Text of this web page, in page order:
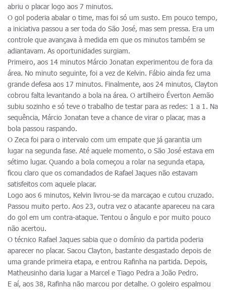
abriu o placar logo aos 7 minutos.
O gol poderia abalar o time, mas foi só um susto. Em pouco tempo,
a iniciativa passou a ser toda do São José, mas sem pressa. Era um
controle que avançava à medida em que os minutos também se
adiantavam. As oportunidades surgiam.
Primeiro, aos 14 minutos Márcio Jonatan experimentou de fora da
área. No minuto seguinte, foi a vez de Kelvin. Fábio ainda fez uma
grande defesa aos 17 minutos. Finalmente, aos 24 minutos, Clayton
cobrou falta levantando a bola na área. O artilheiro Éverton Aemão
subiu sozinho e só teve o trabalho de testar para as redes: 1 a 1. Na
sequência, Márcio Jonatan teve a chance de virar o placar, mas a
bola passou raspando.
O Zeca foi para o intervalo com um empate que já garantia um
lugar na segunda fase. Até aquele momento, o São José estava em
sétimo lugar. Quando a bola começou a rolar na segunda etapa,
ficou claro que os comandados de Rafael Jaques não estavam
satisfeitos com aquele placar.
Logo aos 6 minutos, Kelvin livrou-se da marcaçao e cutou cruzado.
Passou muito perto. Aos 23, outra vez o atacante apareceu na cara
do gol em um contra-ataque. Tentou o ângulo e por muito pouco
não acertou.
O técnico Rafael Jaques sabia que o domínio da partida poderia
aparecer no placar. Sacou Clayton, bastante desgastado depois de
uma grande primeira etapa, e entrou Rafinha na partida. Depois,
Matheusinho daria lugar a Marcel e Tiago Pedra a João Pedro.
E aí, aos 38, Rafinha não marcou por detalhe. O goleiro espalmou